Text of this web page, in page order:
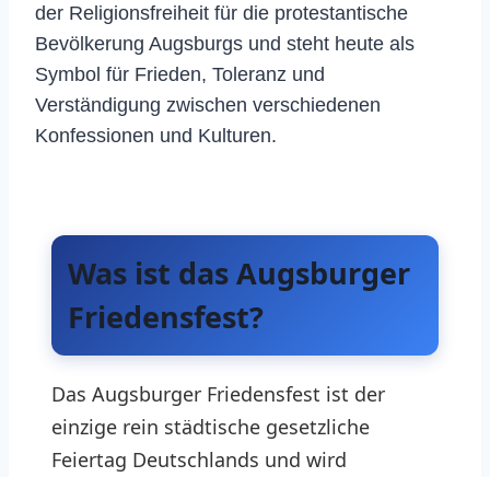
der Religionsfreiheit für die protestantische
Bevölkerung Augsburgs und steht heute als
Symbol für Frieden, Toleranz und
Verständigung zwischen verschiedenen
Konfessionen und Kulturen.
Was ist das Augsburger
Friedensfest?
Das Augsburger Friedensfest ist der
einzige rein städtische gesetzliche
Feiertag Deutschlands und wird